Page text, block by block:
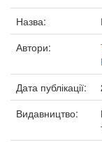
Назва:
Автори:
Дата публікації:
Видавництво: